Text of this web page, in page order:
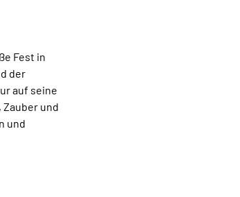
Fest in
der
auf seine
und
und